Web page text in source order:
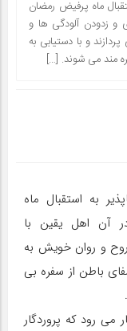
ماه پرفیض رمضان
و زدودن آلودگی ها و
و با دستیابی به
مند می شوند. […]
به استقبال ماه
آن اهل یقین با
و روان خویش به
باطن از سفره بی
می رود که پروردگار